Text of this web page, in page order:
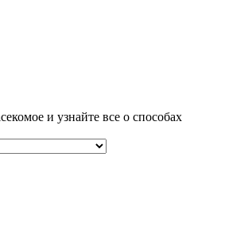
и узнайте все о способах